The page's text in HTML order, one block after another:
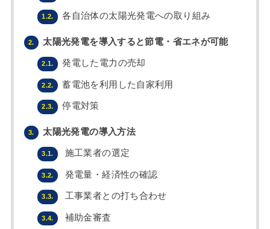
1.2. 各自治体の太陽光発電への取り組み
2. 太陽光発電を導入すると節電・省エネが可能
2.1. 発電した電力の売却
2.2. 蓄電池を利用した自家利用
2.3. 停電対策
3. 太陽光発電の導入方法
3.1. 施工業者の選定
3.2. 発電量・経済性の確認
3.3. 工事業者との打ち合わせ
3.4. 補助金審査